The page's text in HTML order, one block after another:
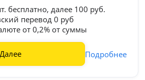
бесплатно, далее 100 руб.
перевод 0 руб
от 0,2% от суммы
Далее Подробнее